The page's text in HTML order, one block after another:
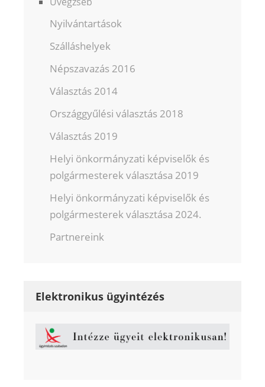
Nyilvántartások
Szálláshelyek
Népszavazás 2016
Választás 2014
Országgyűlési választás 2018
Választás 2019
Helyi önkormányzati képviselők és
polgármesterek választása 2019
Helyi önkormányzati képviselők és
polgármesterek választása 2024.
Partnereink
Elektronikus ügyintézés